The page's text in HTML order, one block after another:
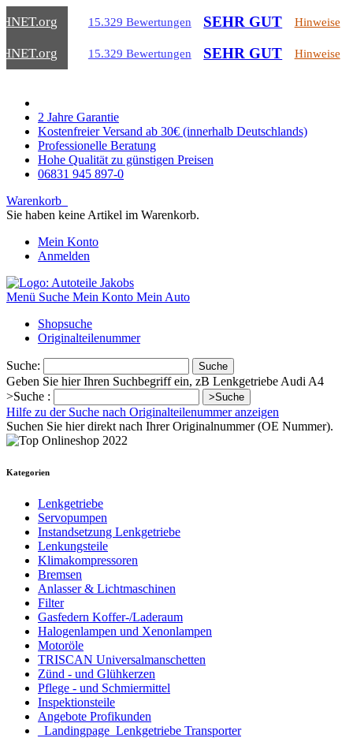
.org 15.329 Bewertungen SEHR GUT Hinweise
.org 15.329 Bewertungen SEHR GUT Hinweise
2 Jahre Garantie
Kostenfreier Versand ab 30€ (innerhalb Deutschlands)
Professionelle Beratung
Hohe Qualität zu günstigen Preisen
06831 945 897-0
Warenkorb
Sie haben keine Artikel im Warenkorb.
Mein Konto
Anmelden
Menü Suche Mein Konto Mein Auto
Shopsuche
Originalteilenummer
Suche: Suche
Geben Sie hier Ihren Suchbegriff ein, zB Lenkgetriebe Audi A4
>Suche :
>Suche
Hilfe zu der Suche nach Originalteilenummer anzeigen
Suchen Sie hier direkt nach Ihrer Originalnummer (OE Nummer).
Kategorien
Lenkgetriebe
Servopumpen
Instandsetzung Lenkgetriebe
Lenkungsteile
Klimakompressoren
Bremsen
Anlasser & Lichtmaschinen
Filter
Gasfedern Koffer-/Laderaum
Halogenlampen und Xenonlampen
Motoröle
TRISCAN Universalmanschetten
Zünd - und Glühkerzen
Pflege - und Schmiermittel
Inspektionsteile
Angebote Profikunden
_Landingpage_Lenkgetriebe Transporter